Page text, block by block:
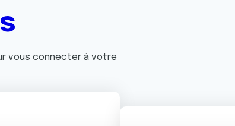
vous connecter à votre